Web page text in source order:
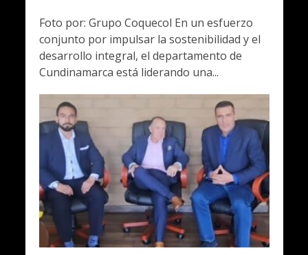
Foto por: Grupo Coquecol En un esfuerzo
conjunto por impulsar la sostenibilidad y el
desarrollo integral, el departamento de
Cundinamarca está liderando una...